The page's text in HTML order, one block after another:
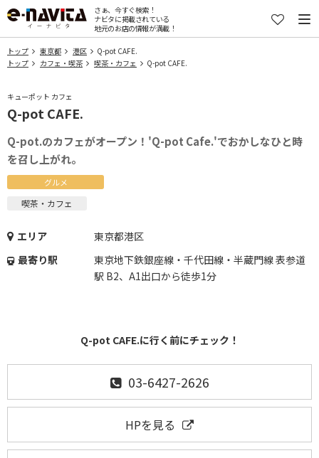
さぁ、今すぐ検索！
ナビタに掲載されている
地元のお店の情報が満載！
トップ 東京都 港区
Q-pot CAFE.
トップ
カフェ・喫茶 喫茶・カフェ Q-pot CAFE.
キューポット カフェ
Q-pot CAFE.
Q-pot.のカフェがオープン！'Q-pot Cafe.'でおかしなひと時
を召し上がれ。
グルメ
喫茶・カフェ
エリア
東京都港区
最寄り駅
東京地下鉄銀座線・千代田線・半蔵門線 表参道
駅 B2、A1出口から徒歩1分
Q-pot CAFE.に行く前にチェック！
03-6427-2626
HPを見る